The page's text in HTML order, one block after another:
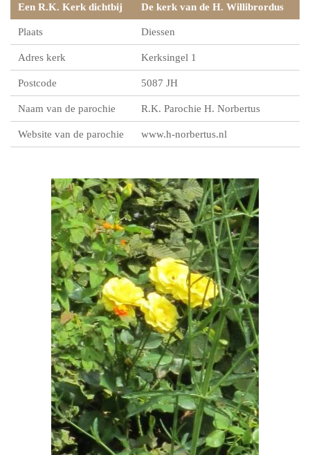
Een R.K. Kerk dichtbij De kerk van de H. Willibrordus
Plaats Diessen
Adres kerk Kerksingel 1
Postcode 5087 JH
Naam van de parochie R.K. Parochie H. Norbertus
Website van de parochie www.h-norbertus.nl